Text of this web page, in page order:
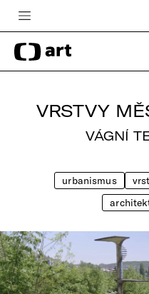
Česká televize
Zpravodajství
Vše o ČT
VRSTVY
VÁGNÍ
urbanismus